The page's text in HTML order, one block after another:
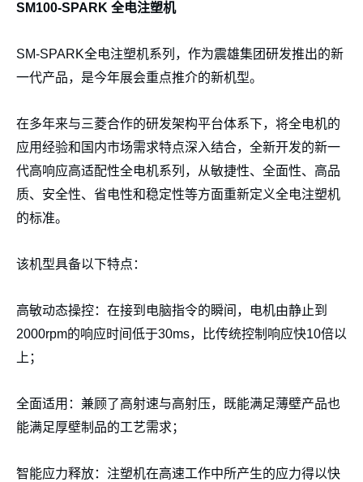
SM100-SPARK 全电注塑机
SM-SPARK全电注塑机系列，作为震雄集团研发推出的新
一代产品，是今年展会重点推介的新机型。
在多年来与三菱合作的研发架构平台体系下，将全电机的
应用经验和国内市场需求特点深入结合，全新开发的新一
代高响应高适配性全电机系列，从敏捷性、全面性、高品
质、安全性、省电性和稳定性等方面重新定义全电注塑机
的标准。
该机型具备以下特点：
高敏动态操控：在接到电脑指令的瞬间，电机由静止到
2000rpm的响应时间低于30ms，比传统控制响应快10倍以
上；
全面适用：兼顾了高射速与高射压，既能满足薄壁产品也
能满足厚壁制品的工艺需求；
智能应力释放：注塑机在高速工作中所产生的应力得以快